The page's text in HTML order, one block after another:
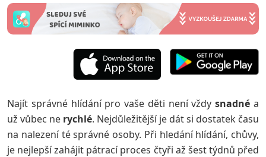
Najít správné hlídání pro vaše děti není vždysnadné a
už vůbec ne rychlé. Nejdůležitější je dát si dostatek času
na nalezení té správné osoby. Při hledání hlídání, chůvy,
je nejlepší zahájit pátrací proces čtyři až šest týdnů před